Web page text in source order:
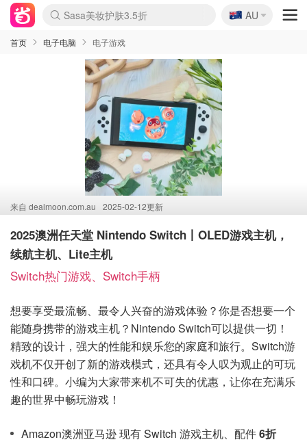
lululemon折扣上新
Sasa美妆护肤3.5折
SSENSE年中2.5折
FreshBeauty好价汇总
Cettire降价+叠9折
WWS Coles超市实拍
viagogo二手票捡漏
Myer超级周末
The Outnet奢牌1折起
David Jones 3折起
Flannels大牌1折
Perfumes Club护肤1折
AMIRO面罩$251
Amazon折扣汇总
eToro入金$200送$50
Amazon数码好物
ICONIC本周7.5折
ThedoubleF高奢地板价
Moose Knuckles 6折
丝芙兰5折起
EUFY摄像头$98
Selenichast首饰2折
Trip机票酒店促销
YSL送5件彩妆礼
Amazon家居好物
Amazon美妆护肤
雅漾大喷$8
过敏原检测盒$33
伊索独家赠50ml沐浴露
科颜氏高保湿面霜$29
SEALIFE海洋馆门票6折
丝塔芙大白罐$16
订阅Newsletter送香薰
Cult Beauty 6.8折
Harrods圣诞日历$525
LN-CC奢牌私促3折
d'Alba空姐喷雾$16
EVE LOM套装£56
Bernardelli独家4折
Adore Beauty 6折起
CT圣诞日历
Mytheresa奢品2.7折
Luxury Escapes 9折
Currentbody美容仪$881
MOON Garden Live
Roborock扫地机$649
Tingo Life水杯$24
Valentino官网5折
CR洗护套装$23
修丽可4件套$159
Myer彩妆2件7折
GANNI官网4.5折
Stylevana韩妆4折
Tessabit高奢8.5折
OGX洗发水$11
Amazon阿德莱德次日达
卡诗8.5折+赠礼
Philips Hue灯具8折
🇦🇺
AU
首页 电子电脑 电子游戏
来自 dealmoon.com.au 2025-02-12更新
2025澳洲任天堂 Nintendo Switch丨OLED游戏主机，
续航主机、Lite主机
Switch热门游戏、Switch手柄
想要享受最流畅、最令人兴奋的游戏体验？你是否想要一个
能随身携带的游戏主机？Nintendo Switch可以提供一切！
精致的设计，强大的性能和娱乐您的家庭和旅行。Switch游
戏机不仅开创了新的游戏模式，还具有令人叹为观止的可玩
性和口碑。小编为大家带来机不可失的优惠，让你在充满乐
趣的世界中畅玩游戏！
Amazon澳洲亚马逊 现有 Switch 游戏主机、配件6折